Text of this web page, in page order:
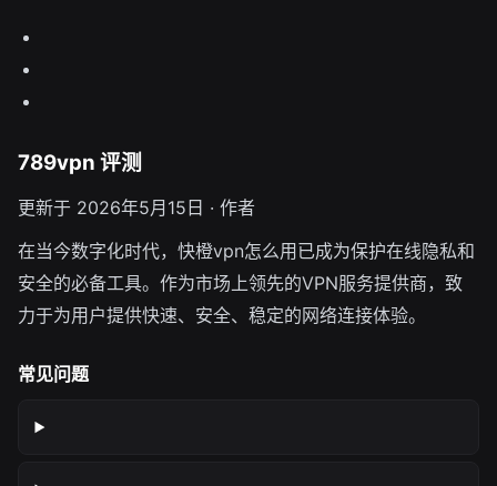
789vpn 评测
更新于 2026年5月15日 · 作者
在当今数字化时代，快橙vpn怎么用已成为保护在线隐私和
安全的必备工具。作为市场上领先的VPN服务提供商，致
力于为用户提供快速、安全、稳定的网络连接体验。
常见问题